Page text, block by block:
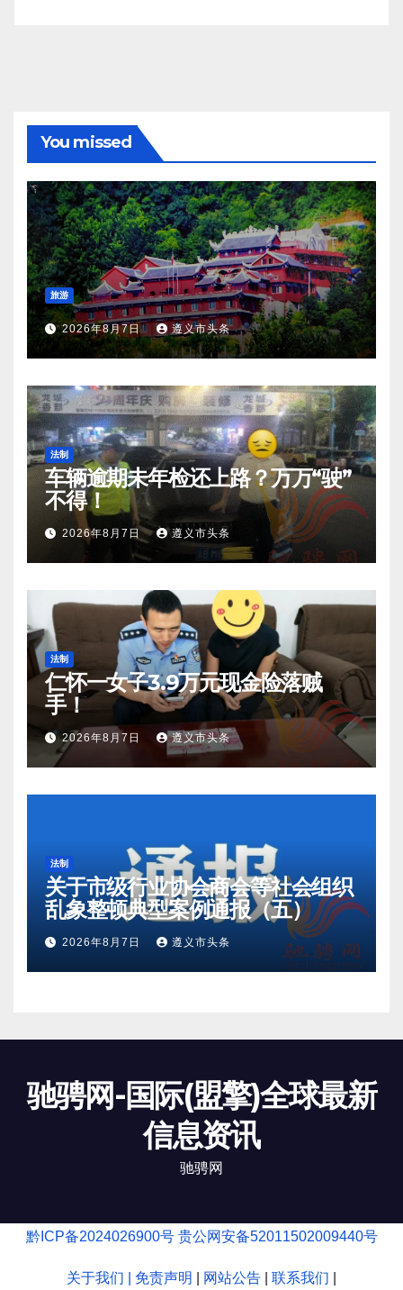
You missed
旅游
2026年8月7日 遵义市头条
法制
车辆逾期未年检还上路？万万“驶”
不得！
2026年8月7日 遵义市头条
法制
仁怀一女子3.9万元现金险落贼
手！
2026年8月7日 遵义市头条
法制
关于市级行业协会商会等社会组织
乱象整顿典型案例通报（五）
2026年8月7日 遵义市头条
驰骋网-国际(盟擎)全球最新
信息资讯
驰骋网
黔ICP备2024026900号 贵公网安备52011502009440号
关于我们 | 免责声明 网站公告 联系我们